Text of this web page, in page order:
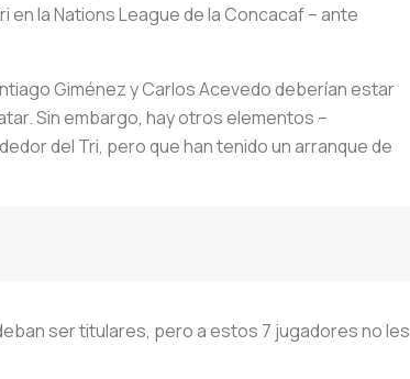
la Nations League de la Concacaf – ante
Giménez y Carlos Acevedo deberían estar
Sin embargo, hay otros elementos –
del Tri, pero que han tenido un arranque de
ser titulares, pero a estos 7 jugadores no les